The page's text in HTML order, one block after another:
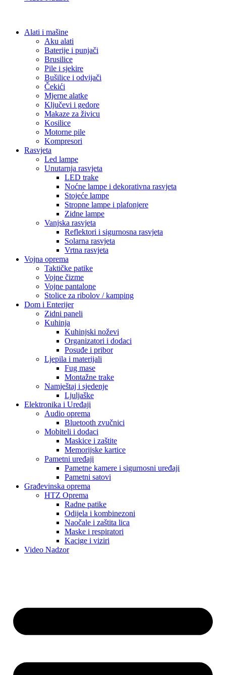
Alati i mašine
Aku alati
Baterije i punjači
Brusilice
Pile i sjekire
Bušilice i odvijači
Čekići
Mjerne alatke
Ključevi i gedore
Makaze za živicu
Kosilice
Motorne pile
Kompresori
Rasvjeta
Led lampe
Unutarnja rasvjeta
LED trake
Noćne lampe i dekorativna rasvjeta
Stojeće lampe
Stropne lampe i plafonjere
Zidne lampe
Vanjska rasvjeta
Reflektori i sigurnosna rasvjeta
Solarna rasvjeta
Vrtna rasvjeta
Vojna oprema
Taktičke patike
Vojne čizme
Vojne pantalone
Stolice za ribolov / kamping
Dom i Enterijer
Zidni paneli
Kuhinja
Kuhinjski noževi
Organizatori i dodaci
Posuđe i pribor
Ljepila i materijali
Fug mase
Montažne trake
Namještaj i sjedenje
Ljuljaške
Elektronika i Uređaji
Audio oprema
Bluetooth zvučnici
Mobiteli i dodaci
Maskice i zaštite
Memorijske kartice
Pametni uređaji
Pametne kamere i sigurnosni uređaji
Pametni satovi
Građevinska oprema
HTZ Oprema
Radne patike
Odijela i kombinezoni
Naočale i zaštita lica
Maske i respiratori
Kacige i viziri
Video Nadzor